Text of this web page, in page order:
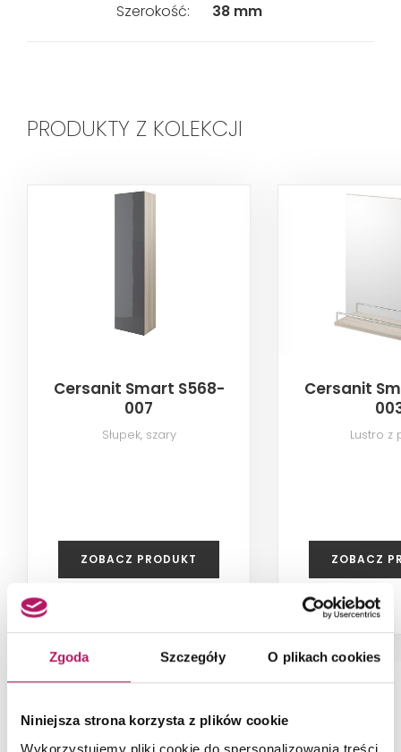
Zgoda Szczegóły O plikach cookies
Niniejsza strona korzysta z plików cookie
Wykorzystujemy pliki cookie do spersonalizowania treści
Szerokość: 38 mm
PRODUKTY Z KOLEKCJI
Cersanit Smart S568-
007
Słupek, szary
ZOBACZ PRODUKT
Cersanit
Lustro z
ZOBACZ
NAJNOWSZE ARTYKUŁY